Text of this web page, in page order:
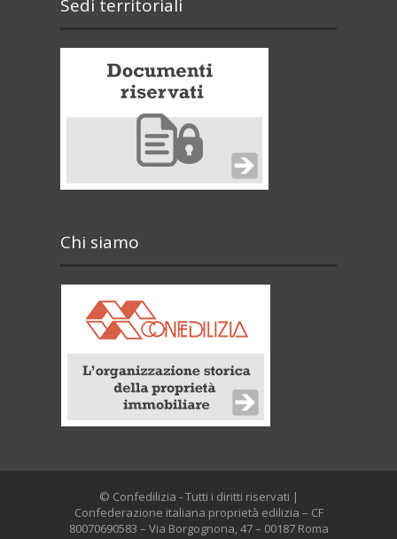
Sedi territoriali
Chi siamo
© Confedilizia - Tutti i diritti riservati |
Confederazione italiana proprietà edilizia – CF
80070690583 – Via Borgognona, 47 – 00187 Roma